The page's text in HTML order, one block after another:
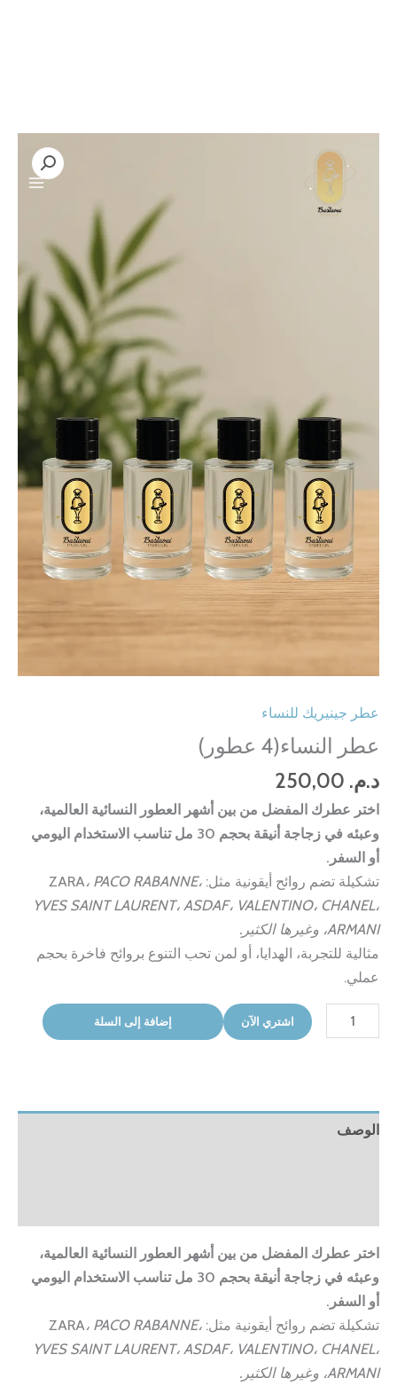
عطر جينيريك للنساء
عطر النساء(4 عطور)
د.م.
اختر عطرك المفضل من بين أشهر العطور النسائية العالمية،
وعبئه في زجاجة أنيقة بحجم 30 مل تناسب الاستخدام اليومي
أو السفر.
تشكيلة تضم روائح أيقونية مثل: ZARA ، PACO RABANNE،
YVES SAINT LAURENT، ASDAF، VALENTINO، CHANEL،
ARMANI، وغيرها الكثير.
مثالية للتجربة، الهدايا، أو لمن تحب التنوع بروائح فاخرة بحجم
عملي.
كمية
عطر
اشتري الآن إضافة إلى السلة
الوصف
اختر عطرك المفضل من بين أشهر العطور النسائية العالمية،
وعبئه في زجاجة أنيقة بحجم 30 مل تناسب الاستخدام اليومي
أو السفر.
تشكيلة تضم روائح أيقونية مثل: ZARA ، PACO RABANNE،
YVES SAINT LAURENT، ASDAF، VALENTINO، CHANEL،
ARMANI، وغيرها الكثير.